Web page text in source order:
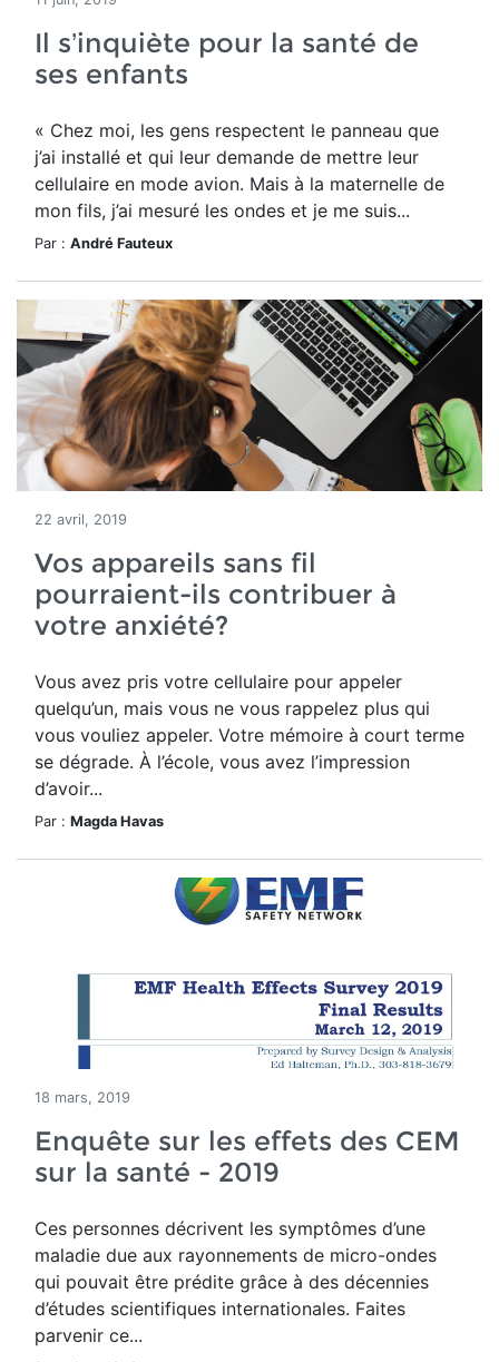
Il s’inquiète pour la santé de
ses enfants
« Chez moi, les gens respectent le panneau que
j’ai installé et qui leur demande de mettre leur
cellulaire en mode avion. Mais à la maternelle de
mon fils, j’ai mesuré les ondes et je me suis...
Par : André Fauteux
22 avril, 2019
Vos appareils sans fil
pourraient-ils contribuer à
votre anxiété?
Vous avez pris votre cellulaire pour appeler
quelqu’un, mais vous ne vous rappelez plus qui
vous vouliez appeler. Votre mémoire à court terme
se dégrade. À l’école, vous avez l’impression
d’avoir...
Par : Magda Havas
18 mars, 2019
Enquête sur les effets des CEM
sur la santé - 2019
Ces personnes décrivent les symptômes d’une
maladie due aux rayonnements de micro-ondes
qui pouvait être prédite grâce à des décennies
d’études scientifiques internationales. Faites
parvenir ce...